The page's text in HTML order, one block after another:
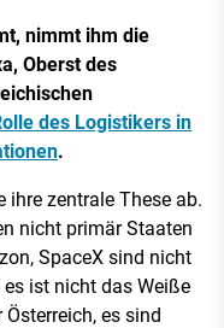
nimmt ihm die
Oberst des
des Logistikers in
.
ihre zentrale These ab.
nicht primär Staaten
SpaceX sind nicht
ist nicht das Weiße
es sind